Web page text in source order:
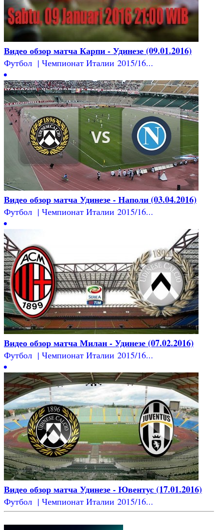
Видео обзор матча Карпи - Удинезе (09.01.2016)
Футбол | Чемпионат Италии 2015/16...
Видео обзор матча Удинезе - Наполи (03.04.2016)
Футбол | Чемпионат Италии 2015/16...
Видео обзор матча Милан - Удинезе (07.02.2016)
Футбол | Чемпионат Италии 2015/16...
Видео обзор матча Удинезе - Ювентус (17.01.2016)
Футбол | Чемпионат Италии 2015/16...